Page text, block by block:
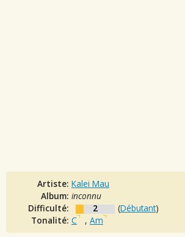
Artiste: Kalei Mau
Album: inconnu
Difficulté:
2 (Débutant)
Tonalité: C , Am